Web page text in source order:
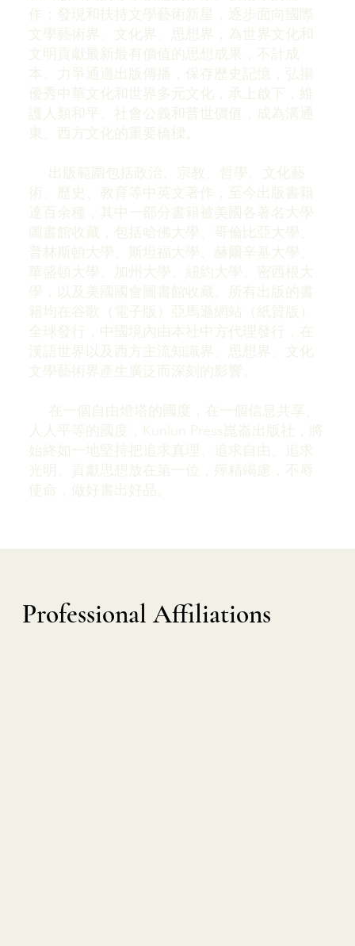
Professional Affiliations
作；發現和扶持文學藝術新星，逐步面向國際
文學藝術界、文化界、思想界，為世界文化和
文明貢獻最新最有價值的思想成果，不計成
本。力爭通過出版傳播，保存歷史記憶，弘揚
優秀中華文化和世界多元文化，承上啟下，維
護人類和平、社會公義和普世價值，成為溝通
東、西方文化的重要橋樑。
出版範圍包括政治、宗教、哲學、文化藝
術、歷史、教育等中英文著作，至今出版書籍
達百余種，其中一部分書籍被美國各著名大學
圖書館收藏，包括哈佛大學、哥倫比亞大學、
普林斯頓大學、斯坦福大學、赫爾辛基大學、
華盛頓大學、加州大學、紐約大學、密西根大
學，以及美國國會圖書館收藏。所有出版的書
籍均在谷歌（電子版）亞馬遜網站（紙質版）
全球發行，中國境內由本社中方代理發行，在
漢語世界以及西方主流知識界、思想界、文化
文學藝術界產生廣泛而深刻的影響。
在一個自由燈塔的國度，在一個信息共享、
人人平等的國度，Kunlun Press崑崙出版社，將
始終如一地堅持把追求真理、追求自由、追求
光明、貢獻思想放在第一位，殫精竭慮，不辱
使命，做好書出好品。